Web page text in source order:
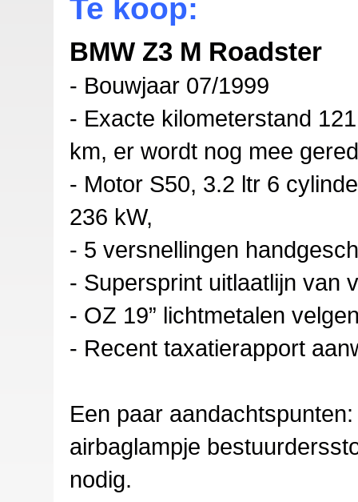
Te koop:
BMW Z3 M Roadster
- Bouwjaar 07/1999
- Exacte kilometerstand
km, er wordt nog mee
- Motor S50, 3.2 ltr 6
236 kW,
- 5 versnellingen
- Supersprint uitlaatlijn van
- OZ 19” lichtmetalen
- Recent taxatierapport
Een paar aandachtspunten:
airbaglampje
nodig.